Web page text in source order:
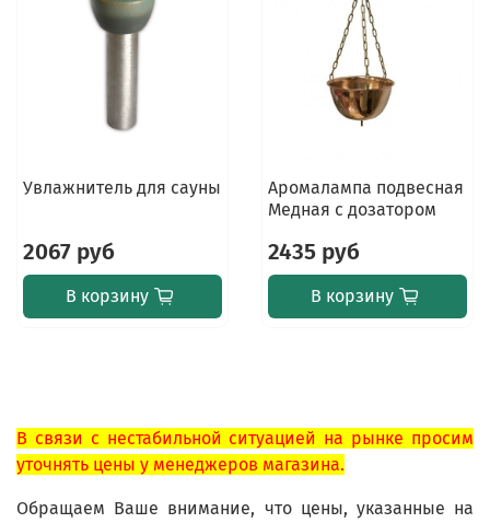
Увлажнитель для сауны
2067 руб
В корзину
Аромалампа подвесная
Медная с дозатором
2435 руб
В корзину
В связи с нестабильной ситуацией на рынке просим
уточнять цены у менеджеров магазина.
Обращаем Ваше внимание, что цены, указанные на